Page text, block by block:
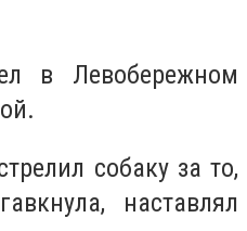
в Левобережном
собаку за то,
наставлял